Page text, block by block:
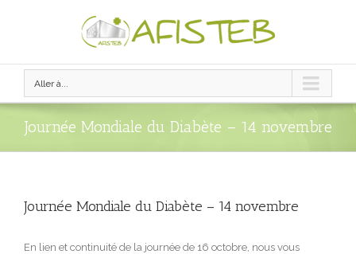
Aller à...
Journée Mondiale du Diabète – 14 novembre
Journée Mondiale du Diabète – 14 novembre
En lien et continuité de la journée de 16 octobre, nous vous